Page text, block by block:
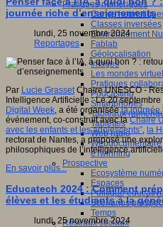
Pratiques numériques
Cartes
Classes inversées
Environnement
Fablab
Géolocalisation
Images
Les mondes
Pratiques
Podcasting
Smartphones
Tableaux
Tablettes
Web radio
Webdocumentaire
eTwinning
Prospective
Ecosystème
Espaces
Politique
Scénarios
Temps
Réseaux sociaux
journée riche d’enseignements
lundi, 25 novembre 2024
Reportages
Par Lucie GrassetChaire UNESCO -
Intelligence Artificielle : Le 20
Digital Week, a été organiséela journée
événement, co-construit avec laChaire
avec les enfants et les adolescents”, la
rectorat de Nantes, a proposé une
philosophiques de l’intelligence
En savoir plus...
Educatech 2024 : Comment
élèves et les étudiants à la
lundi, 25 novembre 2024